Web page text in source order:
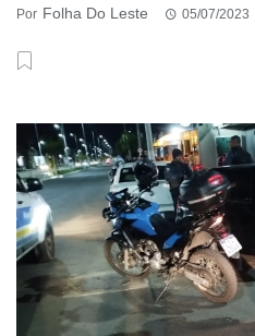
Por Folha Do Leste 05/07/2023